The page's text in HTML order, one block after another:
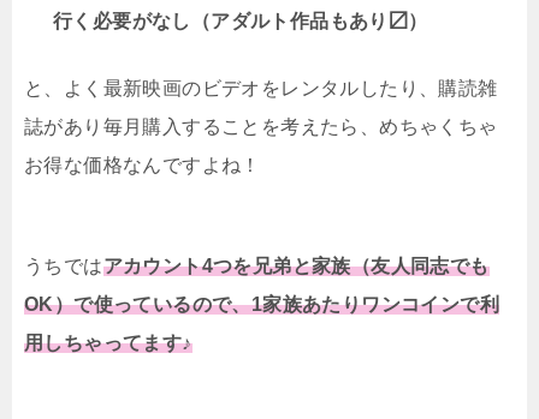
行く必要がなし（アダルト作品もあり〼）
と、よく最新映画のビデオをレンタルしたり、購読雑
誌があり毎月購入することを考えたら、めちゃくちゃ
お得な価格なんですよね！
うちではアカウント4つを兄弟と家族（友人同志でも
OK）で使っているので、1家族あたりワンコインで利
用しちゃってます♪